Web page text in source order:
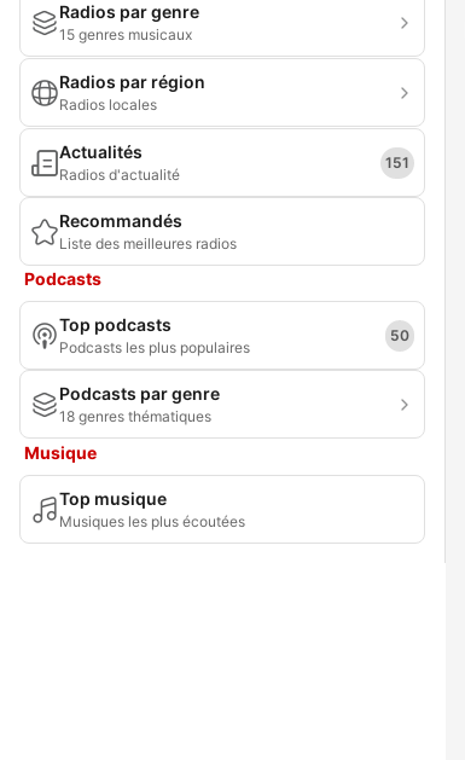
Radios par genre
15 genres musicaux
Radios par région
Radios locales
Actualités
Radios d'actualité
151
Recommandés
Liste des meilleures radios
Podcasts
Top podcasts
Podcasts les plus populaires
50
Podcasts par genre
18 genres thématiques
Musique
Top musique
Musiques les plus écoutées